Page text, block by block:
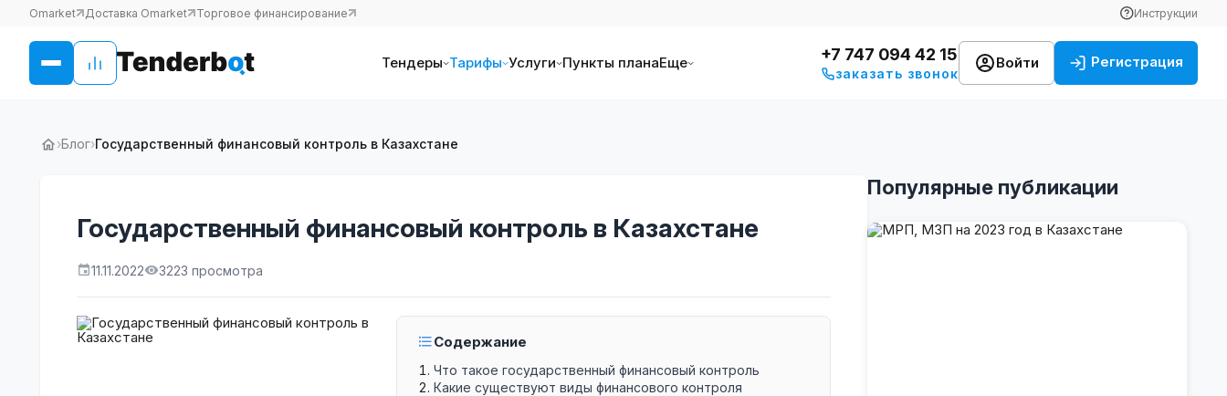
Omarket Доставка Omarket Торговое финансирование Инструкции
Тендеры Тарифы Услуги Пункты планаЕще +7 747 094 42 15
заказать звонок
Войти Регистрация
›Блог›Государственный финансовый контроль в Казахстане
Государственный финансовый контроль в Казахстане
11.11.2022 3223 просмотра
Содержание
Что такое государственный финансовый контроль
Какие существуют виды финансового контроля
Популярные публикации